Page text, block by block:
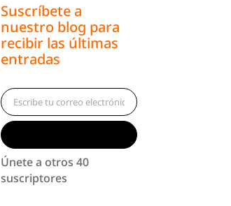
Suscríbete a
nuestro blog para
recibir las últimas
entradas
Escribe tu correo electrónico…
Únete a otros 40
suscriptores